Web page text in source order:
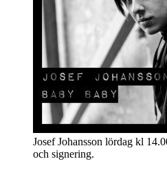
Josef Johansson lördag kl
och signering.